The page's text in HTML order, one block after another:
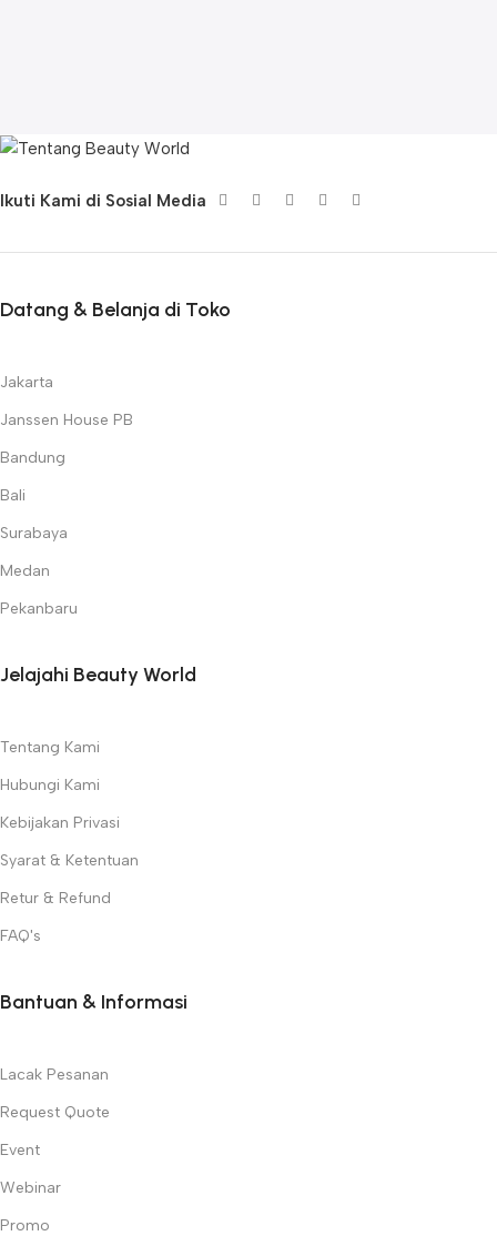
Ikuti Kami di Sosial Media
Datang & Belanja di Toko
Jakarta
Janssen House PB
Bandung
Bali
Surabaya
Medan
Pekanbaru
Jelajahi Beauty World
Tentang Kami
Hubungi Kami
Kebijakan Privasi
Syarat & Ketentuan
Retur & Refund
FAQ's
Bantuan & Informasi
Lacak Pesanan
Request Quote
Event
Webinar
Promo